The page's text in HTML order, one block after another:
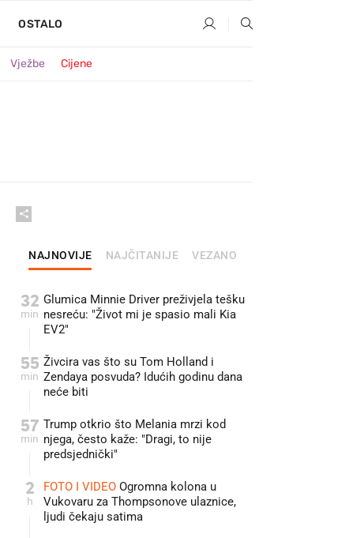
OSTALO
Vježbe Cijene
NAJNOVIJE NAJČITANIJE VEZANO
32
min
Glumica Minnie Driver preživjela tešku
nesreću: "Život mi je spasio mali Kia
EV2"
55
min
Živcira vas što su Tom Holland i
Zendaya posvuda? Idućih godinu dana
neće biti
57
min
Trump otkrio što Melania mrzi kod
njega, često kaže: "Dragi, to nije
predsjednički"
2
h
FOTO I VIDEO Ogromna kolona u
Vukovaru za Thompsonove ulaznice,
ljudi čekaju satima